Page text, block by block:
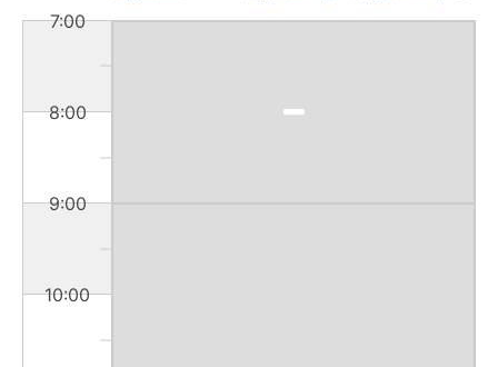
7:00
8:00
9:00
10:00